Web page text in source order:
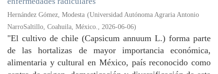
Hernández Gómez, Modesta (Universidad Autónoma Agraria Antonio
NarroSaltillo, Coahuila, México., 2026-06-06)
"El cultivo de chile (Capsicum annuum L.) forma parte
de las hortalizas de mayor importancia económica,
alimentaria y cultural en México, país reconocido como